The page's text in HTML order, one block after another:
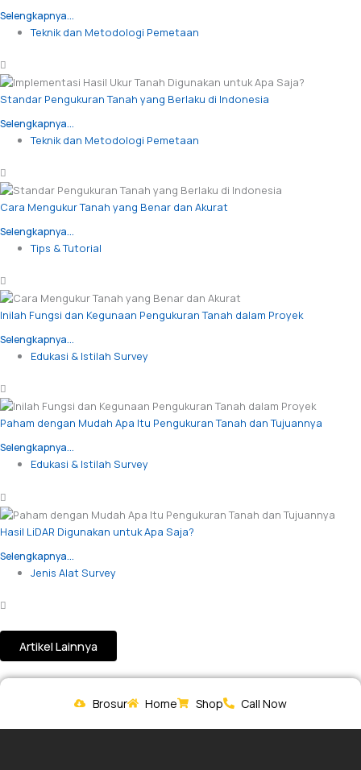
Selengkapnya...
Teknik dan Metodologi Pemetaan
Standar Pengukuran Tanah yang Berlaku di Indonesia
Selengkapnya...
Teknik dan Metodologi Pemetaan
Cara Mengukur Tanah yang Benar dan Akurat
Selengkapnya...
Tips & Tutorial
Inilah Fungsi dan Kegunaan Pengukuran Tanah dalam Proyek
Selengkapnya...
Edukasi & Istilah Survey
Paham dengan Mudah Apa Itu Pengukuran Tanah dan Tujuannya
Selengkapnya...
Edukasi & Istilah Survey
Hasil LiDAR Digunakan untuk Apa Saja?
Selengkapnya...
Jenis Alat Survey
Artikel Lainnya
Brosur Home Shop Call Now